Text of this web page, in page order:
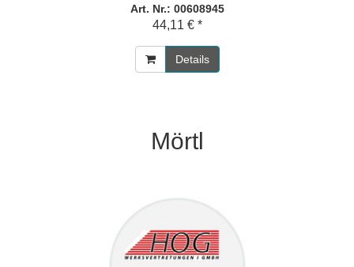
Art. Nr.: 00608945
44,11 € *
Details
Mörtl